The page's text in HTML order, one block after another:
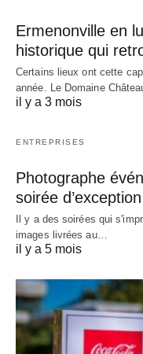
Ermenonville en
historique qui
Certains lieux ont cette
année. Le Domaine
il y a 3 mois
ENTREPRISES
Photographe
soirée
Il y a des soirées qui
images livrées au…
il y a 5 mois